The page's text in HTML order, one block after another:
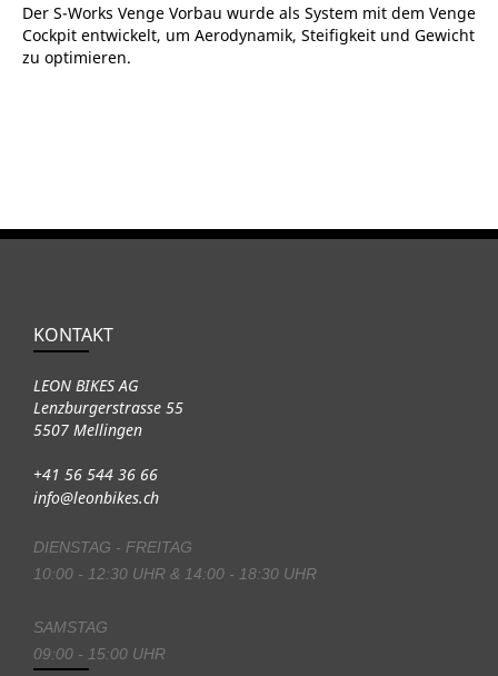
Der S-Works Venge Vorbau wurde als System mit dem Venge
Cockpit entwickelt, um Aerodynamik, Steifigkeit und Gewicht
zu optimieren.
KONTAKT
LEON BIKES AG
Lenzburgerstrasse 55
5507 Mellingen
+41 56 544 36 66
info@leonbikes.ch
DIENSTAG - FREITAG
10:00 - 12:30 UHR & 14:00 - 18:30 UHR
SAMSTAG
09:00 - 15:00 UHR